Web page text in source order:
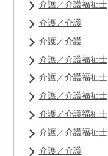
介護／介護福祉士
介護／介護
介護／介護
介護／介護福祉士
介護／介護福祉士
介護／介護福祉士
介護／介護福祉士
介護／介護福祉士
介護／介護